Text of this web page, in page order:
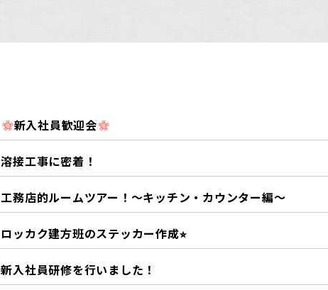
新入社員歓迎会
溶接工事に密着！
工務店的ルームツアー！〜キッチン・カウンター編〜
ロッカク建方班のステッカー作成⭐︎
新入社員研修を行いました！